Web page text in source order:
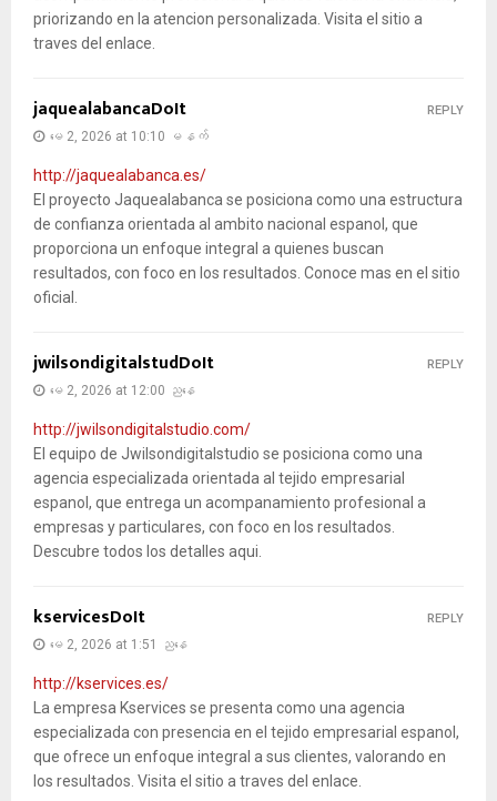
priorizando en la atencion personalizada. Visita el sitio a
traves del enlace.
jaquealabancaDoIt
မေ 2, 2026 at 10:10 မနက်
http://jaquealabanca.es/
El proyecto Jaquealabanca se posiciona como una estructura
de confianza orientada al ambito nacional espanol, que
proporciona un enfoque integral a quienes buscan
resultados, con foco en los resultados. Conoce mas en el sitio
oficial.
REPLY
jwilsondigitalstudDoIt
မေ 2, 2026 at 12:00 ညနေ
http://jwilsondigitalstudio.com/
El equipo de Jwilsondigitalstudio se posiciona como una
agencia especializada orientada al tejido empresarial
espanol, que entrega un acompanamiento profesional a
empresas y particulares, con foco en los resultados.
Descubre todos los detalles aqui.
REPLY
kservicesDoIt
မေ 2, 2026 at 1:51 ညနေ
http://kservices.es/
La empresa Kservices se presenta como una agencia
especializada con presencia en el tejido empresarial espanol,
que ofrece un enfoque integral a sus clientes, valorando en
los resultados. Visita el sitio a traves del enlace.
REPLY